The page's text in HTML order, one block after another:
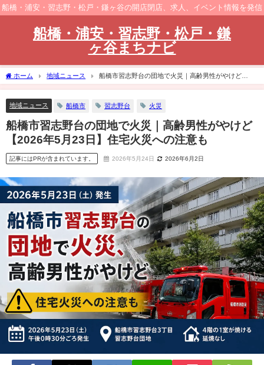
船橋・浦安・習志野・松戸・鎌ヶ谷の開店閉店、求人、イベント情報を発信
船橋・浦安・習志野・松戸・鎌
ヶ谷まちナビ
ホーム 地域ニュース
船橋市習志野台の団地で火災｜高齢男性がやけど
【2026年5月23日】住宅火災への注意も
地域ニュース 船橋市 習志野台 火災
船橋市習志野台の団地で火災｜高齢男性がやけど
【2026年5月23日】住宅火災への注意も
記事にはPRが含まれています。 2026年5月24日 2026年6月2日